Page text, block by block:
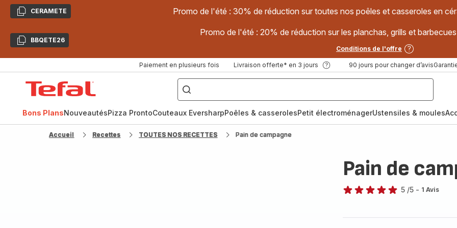
CopierCERAMETE Promo de l'été : 30% de réduction sur toutes nos poêles et casseroles en
CopierBBQETE26
Promo de l'été : 20% de réduction sur les planchas, grills et
Conditions de l'offre
Paiement en plusieurs fois Livraison offerte* en 3 jours 90 jours pour changer d’avis
["Poêles
inox,
Cake
Factory,
Bons PlansNouveautésPizza ProntoCouteaux EversharpPoêles & casserolesPetit électroménagerUstensiles & moules
Accueil Recettes TOUTES NOS RECETTES Pain de campagne
Pain de
étoiles
5 /5 - 1 Avis